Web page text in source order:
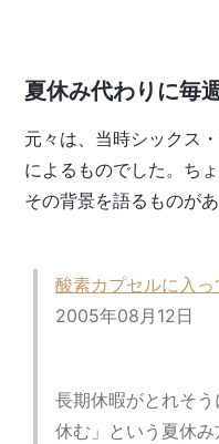
夏休み代わりに毎
元々は、当時シックス
によるものでした。ち
その背景を語るものが
酸素カプセルに入っ
2005年08月12日
長期休暇がとれそ
休む」という夏休